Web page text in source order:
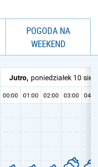
POGODA NA
WEEKEND